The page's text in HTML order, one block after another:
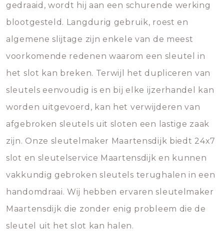
gedraaid, wordt hij aan een schurende werking
blootgesteld. Langdurig gebruik, roest en
algemene slijtage zijn enkele van de meest
voorkomende redenen waarom een sleutel in
het slot kan breken. Terwijl het dupliceren van
sleutels eenvoudig is en bij elke ijzerhandel kan
worden uitgevoerd, kan het verwijderen van
afgebroken sleutels uit sloten een lastige zaak
zijn. Onze sleutelmaker Maartensdijk biedt 24x7
slot en sleutelservice Maartensdijk en kunnen
vakkundig gebroken sleutels terughalen in een
handomdraai. Wij hebben ervaren sleutelmaker
Maartensdijk die zonder enig probleem die de
sleutel uit het slot kan halen.